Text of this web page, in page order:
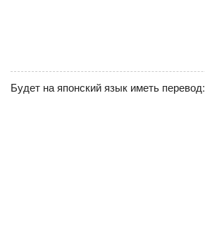
Будет на японский язык иметь перевод: